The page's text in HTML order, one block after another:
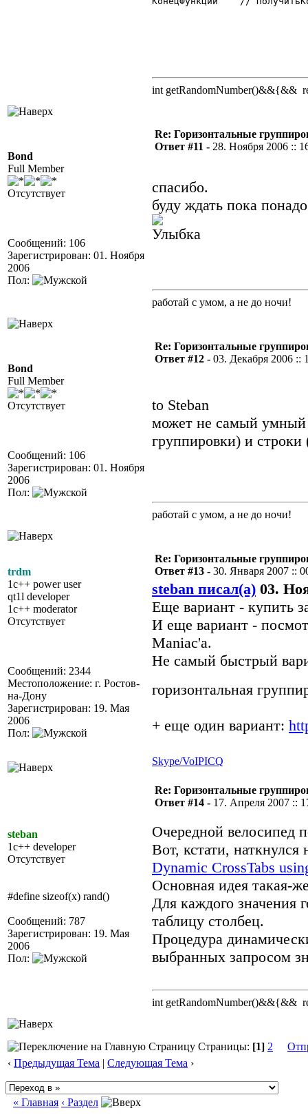
int getRandomNumber()&&{&&
Bond
Full Member
Отсутствует
Сообщений: 106
Зарегистрирован: 01. Ноября
2006
Пол:
Re: Горизонтальные
Ответ #11 - 28. Ноября 2006 ::
спасибо.
буду ждать пока
работай с умом, а не до ночи!
Bond
Full Member
Отсутствует
Сообщений: 106
Зарегистрирован: 01. Ноября
2006
Пол:
Re: Горизонтальные
Ответ #12 - 03. Декабря 2006 ::
to Steban
может не самый умный
группировки) и строки
работай с умом, а не до ночи!
trdm
1c++ power user
qt1l developer
1c++ moderator
Отсутствует
Сообщений: 2344
Местоположение: г. Ростов-
на-Дону
Зарегистрирован: 19. Мая
2006
Пол:
Re: Горизонтальные
Ответ #13 - 30. Января 2007 ::
steban писал(а) 03.
Еще вариант - купить
И еще вариант -
Maniac'а.
Не самый быстрый
горизонтальная
+ еще один вариант:
Skype/VoIPICQ
steban
1c++ developer
Отсутствует
#define sizeof(x) rand()
Сообщений: 787
Зарегистрирован: 19. Мая
2006
Пол:
Re: Горизонтальные
Ответ #14 - 17. Апреля 2007 ::
Очередной велосипед
Вот, кстати,
Dynamic CrossTabs
Основная идея такая-
Для каждого значения
таблицу столбец.
Процедура
выбранных запросом
int getRandomNumber()&&{&&
Страницы: [1] 2
‹ Предыдущая Тема | Следующая Тема ›
« Главная ‹ Раздел